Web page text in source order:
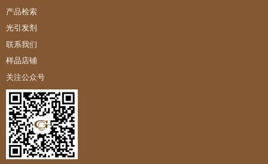
产品检索
光引发剂
联系我们
样品店铺
关注公众号